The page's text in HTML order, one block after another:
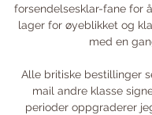
forsendelsesklar-fane for
lager for øyeblikket og
med en
Alle britiske bestillinger
mail andre klasse
perioder oppgraderer